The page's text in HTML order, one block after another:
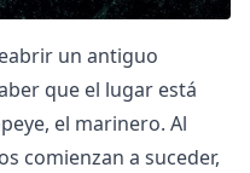
un antiguo
que el lugar está
el marinero. Al
comienzan a suceder,